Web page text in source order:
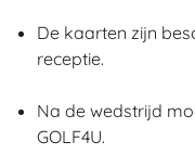
De kaarten zijn
receptie.
Na de wedstrijd
GOLF4U.